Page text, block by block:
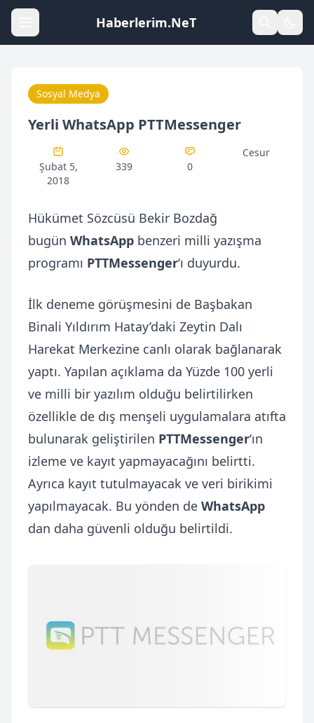
Haberlerim.NeT
Sosyal Medya
Yerli WhatsApp PTTMessenger
Şubat 5,
2018
339 0
Cesur
Hükümet Sözcüsü Bekir Bozdağ
bugün WhatsApp benzeri milli yazışma
programı PTTMessenger‘ı duyurdu.
İlk deneme görüşmesini de Başbakan
Binali Yıldırım Hatay’daki Zeytin Dalı
Harekat Merkezine canlı olarak bağlanarak
yaptı. Yapılan açıklama da Yüzde 100 yerli
ve milli bir yazılım olduğu belirtilirken
özellikle de dış menşeli uygulamalara atıfta
bulunarak geliştirilen PTTMessenger‘ın
izleme ve kayıt yapmayacağını belirtti.
Ayrıca kayıt tutulmayacak ve veri birikimi
yapılmayacak. Bu yönden de WhatsApp
dan daha güvenli olduğu belirtildi.